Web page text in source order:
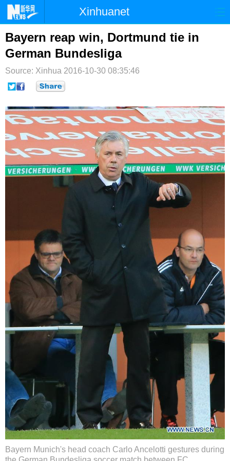
Xinhuanet
首页 时政 国际 港澳
台湾 财经
纪检 体育 科技
博客 微博
Bayern reap win, Dortmund tie in
German Bundesliga
Source: Xinhua 2016-10-30 08:35:46
Bayern Munich's head coach Carlo Ancelotti gestures during